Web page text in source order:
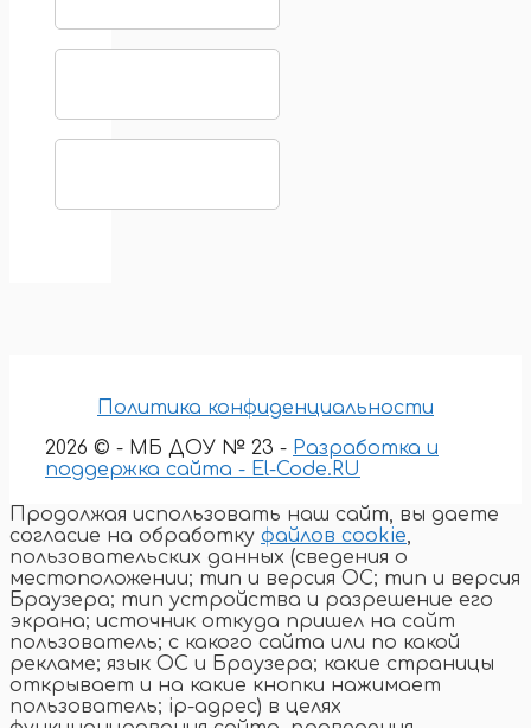
Политика конфиденциальности
2026 © - МБ ДОУ № 23 - Разработка и
поддержка сайта - El-Code.RU
Продолжая использовать наш сайт, вы даете
согласие на обработку файлов cookie,
пользовательских данных (сведения о
местоположении; тип и версия ОС; тип и версия
Браузера; тип устройства и разрешение его
экрана; источник откуда пришел на сайт
пользователь; с какого сайта или по какой
рекламе; язык ОС и Браузера; какие страницы
открывает и на какие кнопки нажимает
пользователь; ip-адрес) в целях